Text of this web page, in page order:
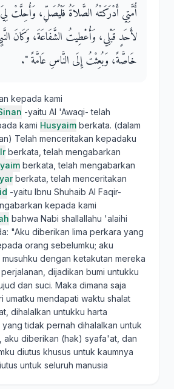
أُمَّتِي أَدْرَكَتْهُ الصَّلاَةُ فَلْيُصَلِّ، وَأُحِلَّتْ
لأَحَدٍ قَبْلِي، وَأُعْطِيتُ الشَّفَاعَةَ، وَكَانَ
خَاصَّةً، وَبُعِثْتُ إِلَى النَّاسِ عَامَّةً ‏"‏‏.‏
kepada kami
-yaitu Al 'Awaqi- telah
kami Husyaim berkata. (dalam
Telah menceritakan kepadaku
berkata, telah mengabarkan
berkata, telah mengabarkan
berkata, telah menceritakan
-yaitu Ibnu Shuhaib Al Faqir-
kepada kami
bahwa Nabi shallallahu 'alaihi
"Aku diberikan lima perkara yang
orang sebelumku; aku
dengan ketakutan mereka
dijadikan bumi untukku
dan suci. Maka dimana saja
umatku mendapati waktu shalat
dihalalkan untukku harta
tidak pernah dihalalkan untuk
aku diberikan (hak) syafa'at, dan
diutus khusus untuk kaumnya
untuk seluruh manusia